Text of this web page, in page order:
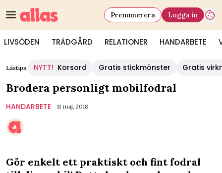
LIVSÖDEN TRÄDGÅRD RELATIONER HANDARBETE
Prenumerera Logga in
Lästips: NYTT! Korsord Gratis stickmönster Gratis
Brodera personligt mobilfodral
HANDARBETE 11 maj, 2018
Gör enkelt ett praktiskt och fint fodral